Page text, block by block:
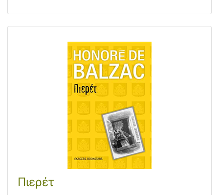
Πιερέτ